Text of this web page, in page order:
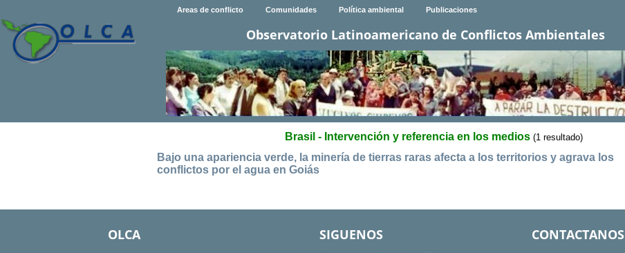
Areas de conflicto Comunidades Política ambiental Publicaciones
Observatorio Latinoamericano de Conflictos Ambientales
Brasil - Intervención y referencia en los medios (1 resultado)
Bajo una apariencia verde, la minería de tierras raras afecta a los territorios y agrava los
conflictos por el agua en Goiás
OLCA SIGUENOS CONTACTANOS